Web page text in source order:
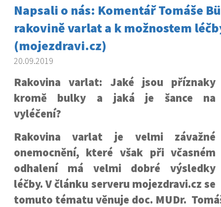
Napsali o nás: Komentář Tomáše
rakovině varlat a k možnostem
(mojezdravi.cz)
20.09.2019
Rakovina varlat: Jaké jsou příznaky
kromě bulky a jaká je šance na
vyléčení?
Rakovina varlat je velmi závažné
onemocnění, které však při včasném
odhalení má velmi dobré výsledky
léčby. V článku serveru mojezdravi.cz se
tomuto tématu věnuje doc. MUDr.